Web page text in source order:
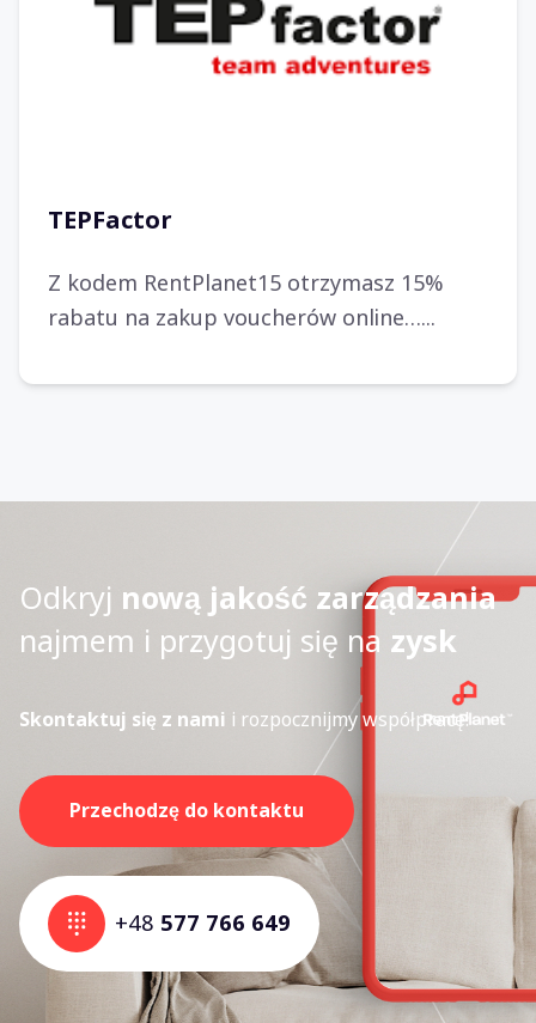
TEPFactor
Z kodem RentPlanet15 otrzymasz 15%
rabatu na zakup voucherów online…...
Odkryj nową jakość zarządzania
najmem i przygotuj się na zysk
Skontaktuj się z nami i rozpocznijmy współpracę!
Przechodzę do kontaktu
+48 577 766 649